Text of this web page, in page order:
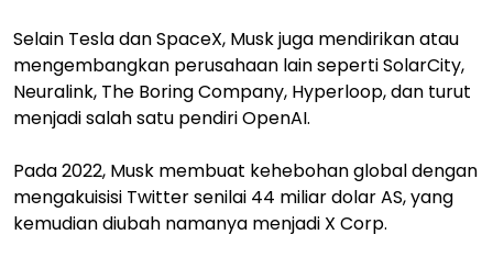
Selain Tesla dan SpaceX, Musk juga mendirikan atau
mengembangkan perusahaan lain seperti SolarCity,
Neuralink, The Boring Company, Hyperloop, dan turut
menjadi salah satu pendiri OpenAI.
Pada 2022, Musk membuat kehebohan global dengan
mengakuisisi Twitter senilai 44 miliar dolar AS, yang
kemudian diubah namanya menjadi X Corp.